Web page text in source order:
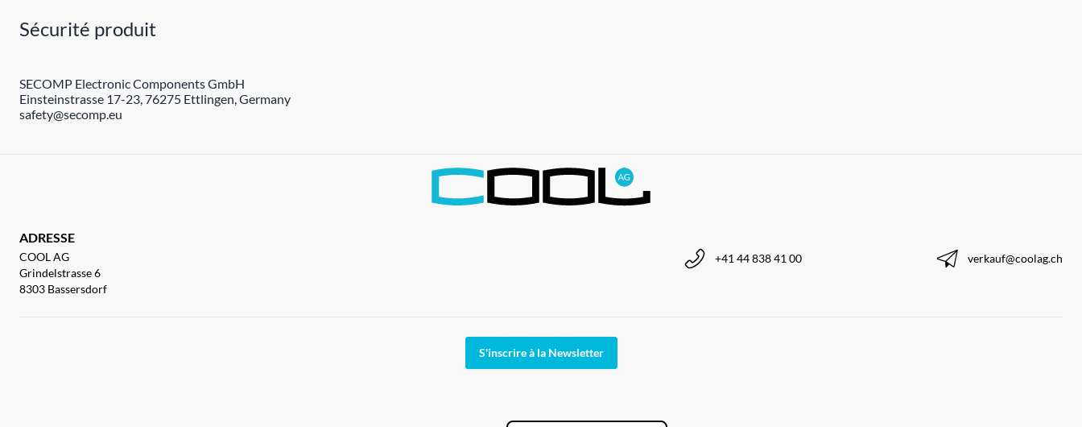
Sécurité produit
SECOMP Electronic Components GmbH
Einsteinstrasse 17-23, 76275 Ettlingen, Germany
safety@secomp.eu
ADRESSE
COOL AG
Grindelstrasse 6
8303 Bassersdorf
+41 44 838 41 00 verkauf@coolag.ch
S'inscrire à la Newsletter